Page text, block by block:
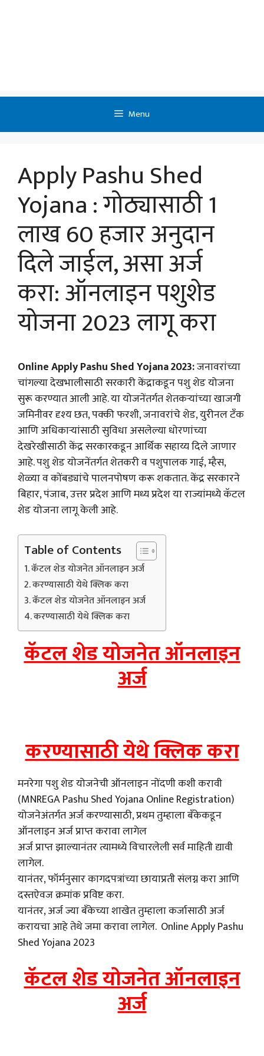
Menu
Apply Pashu Shed
Yojana : गोठ्यासाठी 1
लाख 60 हजार अनुदान
दिले जाईल, असा अर्ज
करा: ऑनलाइन पशुशेड
योजना 2023 लागू करा
Online Apply Pashu Shed Yojana 2023:जनावरांच्या
चांगल्या देखभालीसाठी सरकारी केंद्राकडून पशु शेड योजना
सुरू करण्यात आली आहे. या योजनेंतर्गत शेतकर्‍यांच्या खाजगी
जमिनीवर दृश्‍य छत, पक्की फरशी, जनावरांचे शेड, युरीनल टँक
आणि अधिकार्‍यांसाठी सुविधा असलेल्या धोरणांच्या
देखरेखीसाठी केंद्र सरकारकडून आर्थिक सहाय्य दिले जाणार
आहे. पशु शेड योजनेंतर्गत शेतकरी व पशुपालक गाई, म्हैस,
शेळ्या व कोंबड्यांचे पालनपोषण करू शकतात. केंद्र सरकारने
बिहार, पंजाब, उत्तर प्रदेश आणि मध्य प्रदेश या राज्यांमध्ये कॅटल
शेड योजना लागू केली आहे.
Table of Contents
कॅटल शेड योजनेत ऑनलाइन अर्ज
करण्यासाठी येथे क्लिक करा
कॅटल शेड योजनेत ऑनलाइन अर्ज
करण्यासाठी येथे क्लिक करा
कॅटल शेड योजनेत ऑनलाइन
अर्ज
करण्यासाठी येथे क्लिक करा
मनरेगा पशु शेड योजनेची ऑनलाइन नोंदणी कशी करावी
(MNREGA Pashu Shed Yojana Online Registration)
योजनेअंतर्गत अर्ज करण्यासाठी, प्रथम तुम्हाला बँकेकडून
ऑनलाइन अर्ज प्राप्त करावा लागेल
अर्ज प्राप्त झाल्यानंतर त्यामध्ये विचारलेली सर्व माहिती द्यावी
लागेल.
यानंतर, फॉर्मनुसार कागदपत्रांच्या छायाप्रती संलग्न करा आणि
दस्तऐवज क्रमांक प्रविष्ट करा.
यानंतर, अर्ज ज्या बँकेच्या शाखेत तुम्हाला कर्जासाठी अर्ज
करायचा आहे तेथे जमा करावा लागेल. Online Apply Pashu
Shed Yojana 2023
कॅटल शेड योजनेत ऑनलाइन
अर्ज